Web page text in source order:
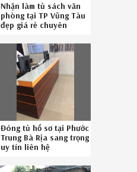
Nhận làm tủ sách văn
phòng tại TP Vũng Tàu
đẹp giá rẻ chuyên
08.6789.5828
Đóng tủ hồ sơ tại Phước
Trung Bà Rịa sang trọng
uy tín liên hệ